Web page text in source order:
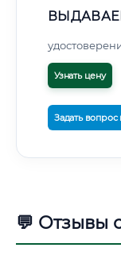
Узнать цену
Задать вопрос
💬 Отзывы